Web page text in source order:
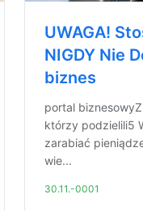
UWAGA!
NIGDY Nie
biznes
portal
którzy podzielili5
zarabiać
wie...
30.11.-0001